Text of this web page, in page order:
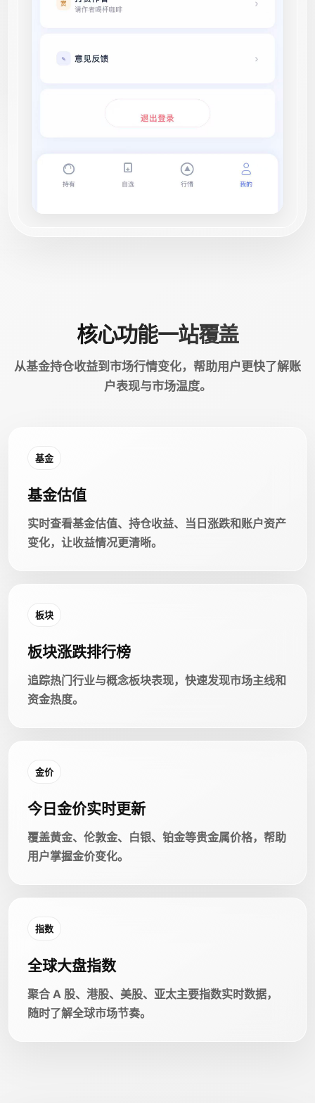
核心功能一站覆盖
从基金持仓收益到市场行情变化，帮助用户更快了解账
户表现与市场温度。
基金
基金估值
实时查看基金估值、持仓收益、当日涨跌和账户资产
变化，让收益情况更清晰。
板块
板块涨跌排行榜
追踪热门行业与概念板块表现，快速发现市场主线和
资金热度。
金价
今日金价实时更新
覆盖黄金、伦敦金、白银、铂金等贵金属价格，帮助
用户掌握金价变化。
指数
全球大盘指数
聚合 A 股、港股、美股、亚太主要指数实时数据，
随时了解全球市场节奏。